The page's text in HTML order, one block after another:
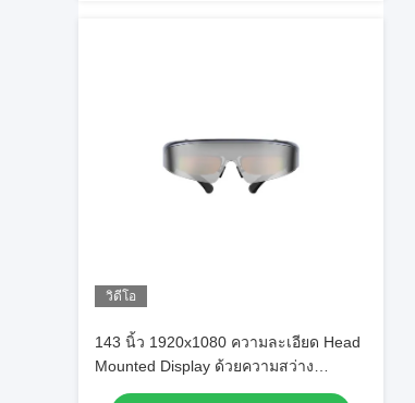
วิดีโอ
143 นิ้ว 1920x1080 ความละเอียด Head
Mounted Display ด้วยความสว่าง
2000nits และตาขาสี FOV AR 41 °